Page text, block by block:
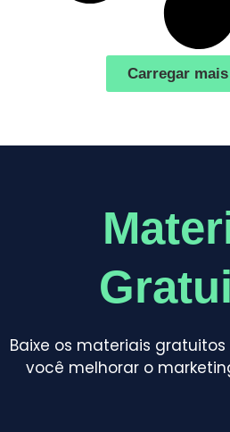
Carregar
Baixe os materiais
você melhorar o